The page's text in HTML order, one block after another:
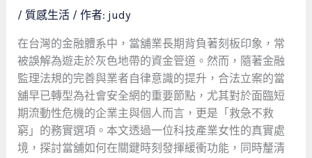
/ 質感生活/ 作者: judy
在台灣的金融體系中，當舖業長期背負著刻板印象，常
被誤解為遊走於灰色地帶的資金管道。然而，隨著金融
監理法規的完善與業者自律意識的提升，合法立案的當
舖早已轉型為社會安全網的重要節點，尤其對於面臨短
期流動性危機的企業主與個人而言，更是「救急不救
窮」的務實選項。本文透過一位科技產業女性的真實處
境，探討當舖如何在關鍵時刻發揮緩衝功能，同時釐清